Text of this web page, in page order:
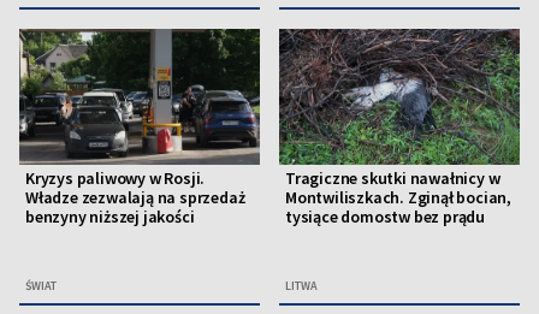
Kryzys paliwowy w Rosji.
Władze zezwalają na sprzedaż
benzyny niższej jakości
ŚWIAT
Tragiczne skutki nawałnicy w
Montwiliszkach. Zginął bocian,
tysiące domostw bez prądu
LITWA